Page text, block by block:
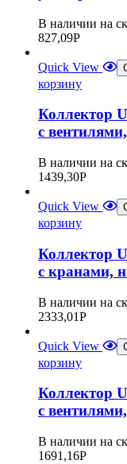
В наличии на
827,09Р
Quick View
корзину
Коллектор
с
В наличии на
1439,30Р
Quick View
корзину
Коллектор
с кранами,
В наличии на
2333,01Р
Quick View
корзину
Коллектор
с
В наличии на
1691,16Р